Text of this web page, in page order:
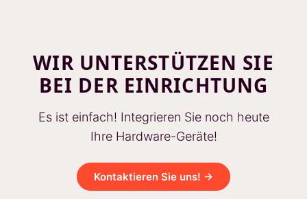
WIR UNTERSTÜTZEN SIE
BEI DER EINRICHTUNG
Es ist einfach! Integrieren Sie noch heute
Ihre Hardware-Geräte!
Kontaktieren Sie uns! →